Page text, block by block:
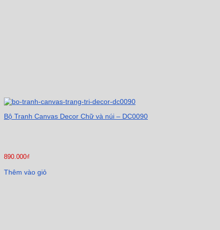
Bộ Tranh Canvas Decor Chữ và núi – DC0090
890.000₫
Thêm vào giỏ